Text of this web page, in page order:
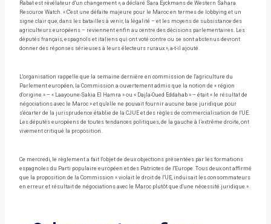
Rabat est révélateur d'un changement », a déclaré Sara Eyckmans de Western Sahara
Resource Watch. « C'est une défaite majeure pour le Maroc en termes de lobbying et un
signe clair que, dans les batailles à venir, la légalité – et les moyens de subsistance des
agriculteurs européens – reviennent enfin au centre des décisions parlementaires. Les
députés français, espagnols et italiens qui ont voté contre ou se sont abstenus devront
donner des réponses sérieuses à leurs électeurs ruraux », a-t-il ajouté.
L'organisation rappelle que la semaine dernière en commission de l'agriculture du
Parlement européen, la Commission a ouvertement admis que la notion de « région
d'origine » – « Laayoune-Sakia El Hamra » ou « Dajla-Oued Eddahab » – était « le résultat de
négociations avec le Maroc » et qu'elle ne pouvait fournir aucune base juridique pour
s'écarter de la jurisprudence établie de la CJUE et des règles de commercialisation de l'UE.
Les députés européens de toutes tendances politiques, de la gauche à l’extrême droite, ont
vivement critiqué la proposition.
Ce mercredi, le règlement a fait l'objet de deux objections présentées par les formations
espagnoles du Parti populaire européen et des Patriotes de l'Europe. Tous deux ont affirmé
que la proposition de la Commission « violait le droit de l'UE, induisait les consommateurs
en erreur et résultait de négociations avec le Maroc plutôt que d'une nécessité juridique ».